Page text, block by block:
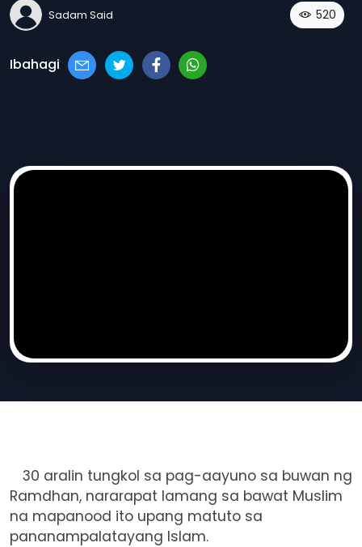
Sadam Said 520
Ibahagi
30 aralin tungkol sa pag-aayuno sa buwan ng
Ramdhan, nararapat lamang sa bawat Muslim
na mapanood ito upang matuto sa
pananampalatayang Islam.